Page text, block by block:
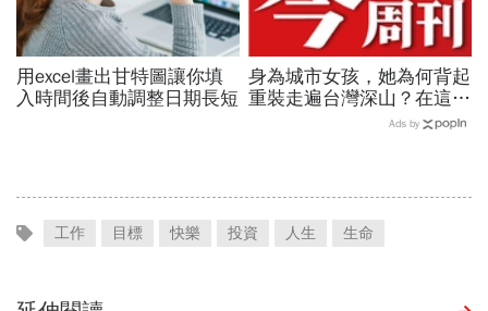
用excel畫出甘特圖讓你填
入時間後自動調整日期長短
身為城市女孩，她為何背起
重裝走遍台灣深山？在這座
世界少見的高山島嶼，她找
Ads by
工作 目標 快樂 投資 人生 生命